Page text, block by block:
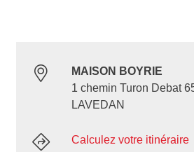
MAISON BOYRIE
1 chemin Turon Debat
LAVEDAN
Calculez votre itinéraire